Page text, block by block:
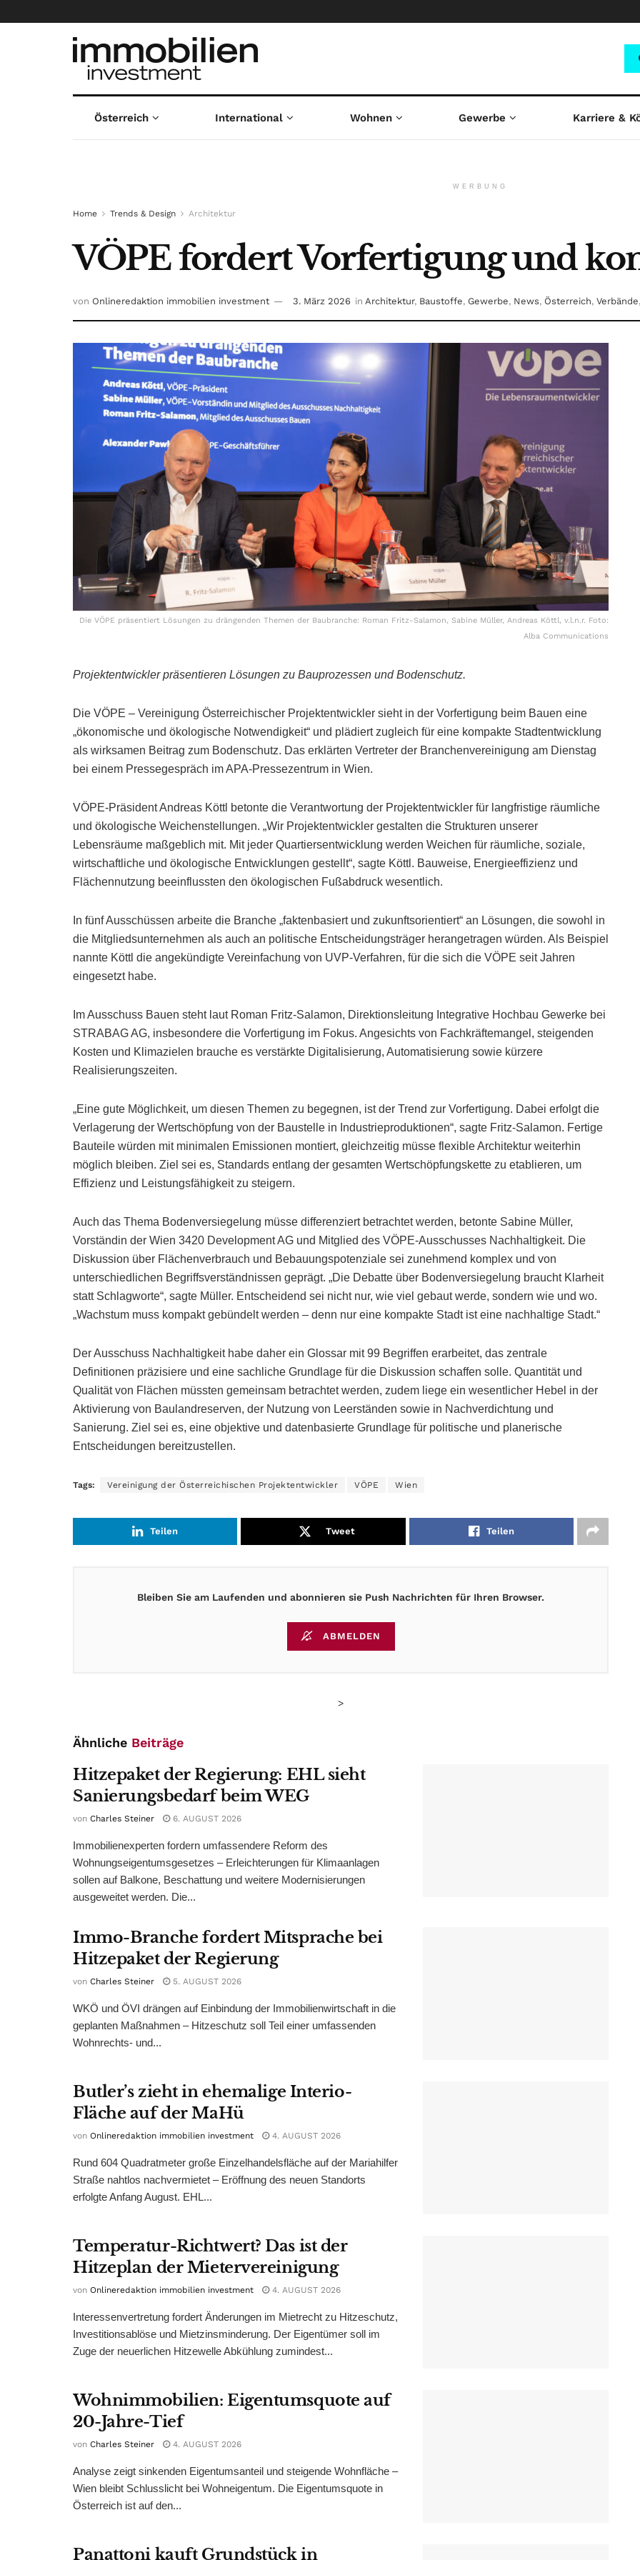
Österreich International Wohnen Gewerbe Karriere &
WERBUNG
Home Trends & Design Architektur
VÖPE fordert Vorfertigung und
von Onlineredaktion immobilien investment 3. März 2026 in Architektur, Baustoffe, Gewerbe, News, Österreich, Verbände,
Die VÖPE präsentiert Lösungen zu drängenden Themen der Baubranche: Roman Fritz-Salamon, Sabine Müller, Andreas Köttl, v.l.n.r. Foto:
Alba Communications
Projektentwickler präsentieren Lösungen zu Bauprozessen und Bodenschutz.
Die VÖPE – Vereinigung Österreichischer Projektentwickler sieht in der Vorfertigung beim Bauen eine
„ökonomische und ökologische Notwendigkeit“ und plädiert zugleich für eine kompakte Stadtentwicklung
als wirksamen Beitrag zum Bodenschutz. Das erklärten Vertreter der Branchenvereinigung am Dienstag
bei einem Pressegespräch im APA-Pressezentrum in Wien.
VÖPE-Präsident Andreas Köttl betonte die Verantwortung der Projektentwickler für langfristige räumliche
und ökologische Weichenstellungen. „Wir Projektentwickler gestalten die Strukturen unserer
Lebensräume maßgeblich mit. Mit jeder Quartiersentwicklung werden Weichen für räumliche, soziale,
wirtschaftliche und ökologische Entwicklungen gestellt“, sagte Köttl. Bauweise, Energieeffizienz und
Flächennutzung beeinflussten den ökologischen Fußabdruck wesentlich.
In fünf Ausschüssen arbeite die Branche „faktenbasiert und zukunftsorientiert“ an Lösungen, die sowohl in
die Mitgliedsunternehmen als auch an politische Entscheidungsträger herangetragen würden. Als Beispiel
nannte Köttl die angekündigte Vereinfachung von UVP-Verfahren, für die sich die VÖPE seit Jahren
eingesetzt habe.
Im Ausschuss Bauen steht laut Roman Fritz-Salamon, Direktionsleitung Integrative Hochbau Gewerke bei
STRABAG AG, insbesondere die Vorfertigung im Fokus. Angesichts von Fachkräftemangel, steigenden
Kosten und Klimazielen brauche es verstärkte Digitalisierung, Automatisierung sowie kürzere
Realisierungszeiten.
„Eine gute Möglichkeit, um diesen Themen zu begegnen, ist der Trend zur Vorfertigung. Dabei erfolgt die
Verlagerung der Wertschöpfung von der Baustelle in Industrieproduktionen“, sagte Fritz-Salamon. Fertige
Bauteile würden mit minimalen Emissionen montiert, gleichzeitig müsse flexible Architektur weiterhin
möglich bleiben. Ziel sei es, Standards entlang der gesamten Wertschöpfungskette zu etablieren, um
Effizienz und Leistungsfähigkeit zu steigern.
Auch das Thema Bodenversiegelung müsse differenziert betrachtet werden, betonte Sabine Müller,
Vorständin der Wien 3420 Development AG und Mitglied des VÖPE-Ausschusses Nachhaltigkeit. Die
Diskussion über Flächenverbrauch und Bebauungspotenziale sei zunehmend komplex und von
unterschiedlichen Begriffsverständnissen geprägt. „Die Debatte über Bodenversiegelung braucht Klarheit
statt Schlagworte“, sagte Müller. Entscheidend sei nicht nur, wie viel gebaut werde, sondern wie und wo.
„Wachstum muss kompakt gebündelt werden – denn nur eine kompakte Stadt ist eine nachhaltige Stadt.“
Der Ausschuss Nachhaltigkeit habe daher ein Glossar mit 99 Begriffen erarbeitet, das zentrale
Definitionen präzisiere und eine sachliche Grundlage für die Diskussion schaffen solle. Quantität und
Qualität von Flächen müssten gemeinsam betrachtet werden, zudem liege ein wesentlicher Hebel in der
Aktivierung von Baulandreserven, der Nutzung von Leerständen sowie in Nachverdichtung und
Sanierung. Ziel sei es, eine objektive und datenbasierte Grundlage für politische und planerische
Entscheidungen bereitzustellen.
Tags: Vereinigung der Österreichischen Projektentwickler VÖPE Wien
Teilen Tweet Teilen
Bleiben Sie am Laufenden und abonnieren sie Push Nachrichten für Ihren Browser.
ABMELDEN
>
Ähnliche Beiträge
Hitzepaket der Regierung: EHL sieht
Sanierungsbedarf beim WEG
von Charles Steiner 6. AUGUST 2026
Immobilienexperten fordern umfassendere Reform des
Wohnungseigentumsgesetzes – Erleichterungen für Klimaanlagen
sollen auf Balkone, Beschattung und weitere Modernisierungen
ausgeweitet werden. Die...
Immo-Branche fordert Mitsprache bei
Hitzepaket der Regierung
von Charles Steiner 5. AUGUST 2026
WKÖ und ÖVI drängen auf Einbindung der Immobilienwirtschaft in die
geplanten Maßnahmen – Hitzeschutz soll Teil einer umfassenden
Wohnrechts- und...
Butler’s zieht in ehemalige Interio-
Fläche auf der MaHü
von Onlineredaktion immobilien investment 4. AUGUST 2026
Rund 604 Quadratmeter große Einzelhandelsfläche auf der Mariahilfer
Straße nahtlos nachvermietet – Eröffnung des neuen Standorts
erfolgte Anfang August. EHL...
Temperatur-Richtwert? Das ist der
Hitzeplan der Mietervereinigung
von Onlineredaktion immobilien investment 4. AUGUST 2026
Interessenvertretung fordert Änderungen im Mietrecht zu Hitzeschutz,
Investitionsablöse und Mietzinsminderung. Der Eigentümer soll im
Zuge der neuerlichen Hitzewelle Abkühlung zumindest...
Wohnimmobilien: Eigentumsquote auf
20-Jahre-Tief
von Charles Steiner 4. AUGUST 2026
Analyse zeigt sinkenden Eigentumsanteil und steigende Wohnfläche –
Wien bleibt Schlusslicht bei Wohneigentum. Die Eigentumsquote in
Österreich ist auf den...
Panattoni kauft Grundstück in